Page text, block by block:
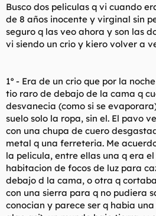
Busco dos peliculas q vi cuando
de 8 años inocente y virginal sin
seguro q las veo ahora y son las
vi siendo un crio y kiero volver a
1º - Era de un crio que por la
tio raro de debajo de la cama q
desvanecia (como si se
suelo solo la ropa, sin el. El pavo
con una chupa de cuero
metal q una ferreteria. Me
la pelicula, entre ellas una q era
habitacion de focos de luz para
debajo d la cama, o otra q
con una sierra para q no pudiera
conocian y parece ser q habia